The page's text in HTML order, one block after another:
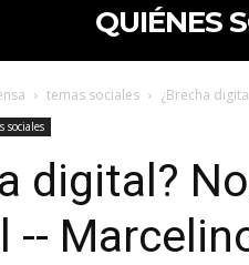
QUIÉNES
temas sociales ¿Brecha
sociales
digital?
--